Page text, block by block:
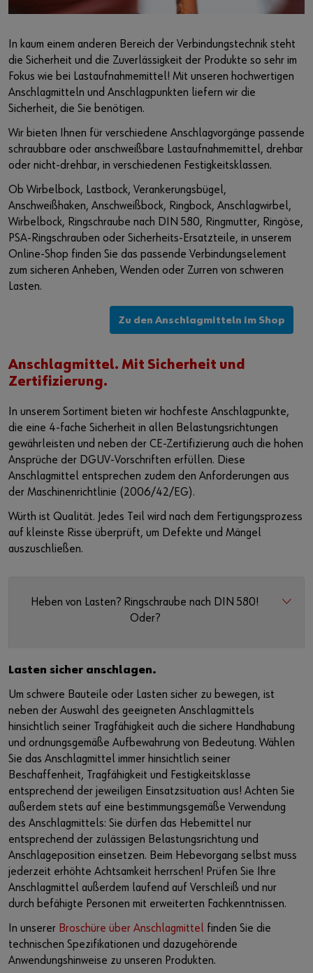
oder
Sie möchten sich im Online-Shop registrieren?
Funktionen des Online-Shops nutzen.
Verkauf nur an Gewerbetreibende
Jetzt Registrieren
Ausgabeautomat / Materialwirtschaft
Gefahrstoffmanagement
Referenzen
Messen
Webinare
News
Kontakt
In kaum einem anderen Bereich der Verbindungstechnik steht
die Sicherheit und die Zuverlässigkeit der Produkte so sehr im
Fokus wie bei Lastaufnahmemittel! Mit unseren hochwertigen
Anschlagmitteln und Anschlagpunkten liefern wir die
Sicherheit, die Sie benötigen.
Wir bieten Ihnen für verschiedene Anschlagvorgänge passende
schraubbare oder anschweißbare Lastaufnahmemittel, drehbar
oder nicht-drehbar, in verschiedenen Festigkeitsklassen.
Ob Wirbelbock, Lastbock, Verankerungsbügel,
Anschweißhaken, Anschweißbock, Ringbock, Anschlagwirbel,
Wirbelbock, Ringschraube nach DIN 580, Ringmutter, Ringöse,
PSA-Ringschrauben oder Sicherheits-Ersatzteile, in unserem
Online-Shop finden Sie das passende Verbindungselement
zum sicheren Anheben, Wenden oder Zurren von schweren
Lasten.
Zu den Anschlagmitteln im Shop
Anschlagmittel. Mit Sicherheit und
Zertifizierung.
In unserem Sortiment bieten wir hochfeste Anschlagpunkte,
die eine 4-fache Sicherheit in allen Belastungsrichtungen
gewährleisten und neben der CE-Zertifizierung auch die hohen
Ansprüche der DGUV-Vorschriften erfüllen. Diese
Anschlagmittel entsprechen zudem den Anforderungen aus
der Maschinenrichtlinie (2006/42/EG).
Würth ist Qualität. Jedes Teil wird nach dem Fertigungsprozess
auf kleinste Risse überprüft, um Defekte und Mängel
auszuschließen.
Heben von Lasten? Ringschraube nach DIN 580!
Oder?
Lasten sicher anschlagen.
Um schwere Bauteile oder Lasten sicher zu bewegen, ist
neben der Auswahl des geeigneten Anschlagmittels
hinsichtlich seiner Tragfähigkeit auch die sichere Handhabung
und ordnungsgemäße Aufbewahrung von Bedeutung. Wählen
Sie das Anschlagmittel immer hinsichtlich seiner
Beschaffenheit, Tragfähigkeit und Festigkeitsklasse
entsprechend der jeweiligen Einsatzsituation aus! Achten Sie
außerdem stets auf eine bestimmungsgemäße Verwendung
des Anschlagmittels: Sie dürfen das Hebemittel nur
entsprechend der zulässigen Belastungsrichtung und
Anschlageposition einsetzen. Beim Hebevorgang selbst muss
jederzeit erhöhte Achtsamkeit herrschen! Prüfen Sie Ihre
Anschlagmittel außerdem laufend auf Verschleiß und nur
durch befähigte Personen mit erweiterten Fachkenntnissen.
In unserer Broschüre über Anschlagmittel finden Sie die
technischen Spezifikationen und dazugehörende
Anwendungshinweise zu unseren Produkten.